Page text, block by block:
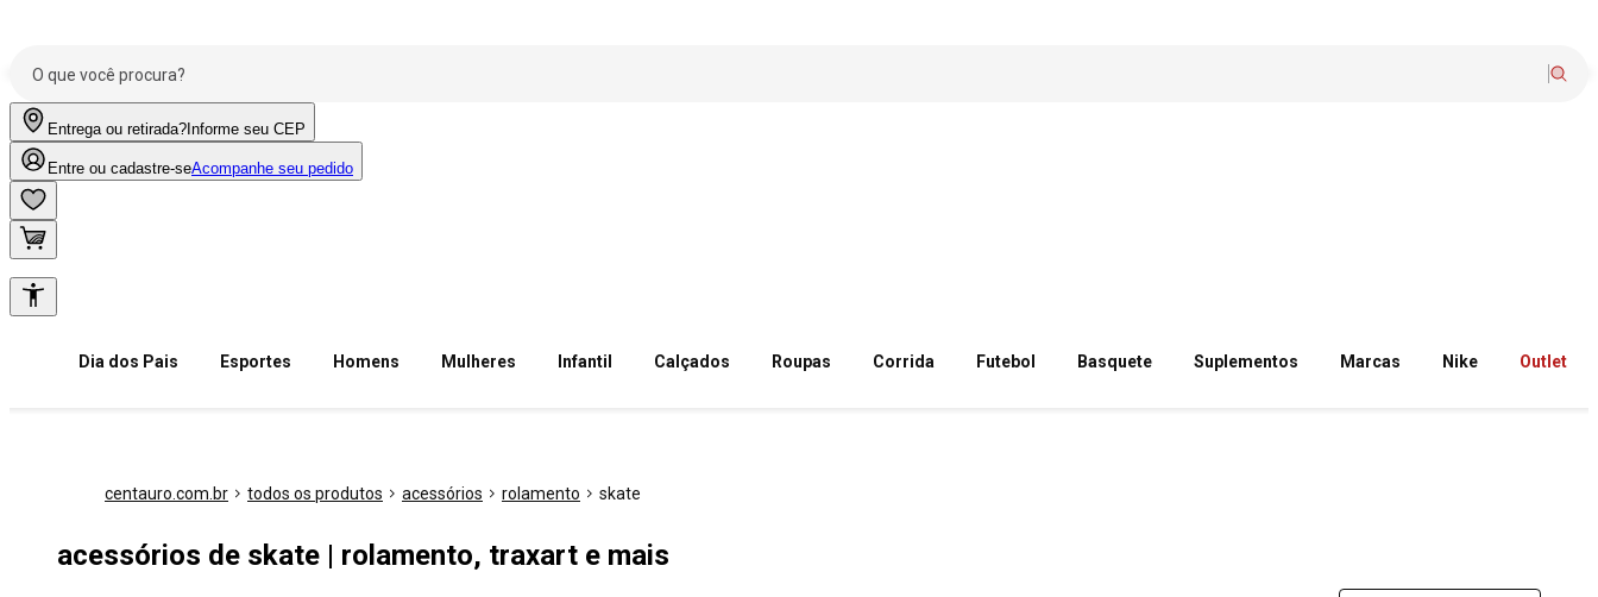
Entrega ou retirada? Informe seu CEP
Entre ou cadastre-seAcompanhe seu pedido
Dia dos Pais Esportes Homens Mulheres Infantil Calçados Roupas Corrida Futebol Basquete Suplementos Marcas Nike Outlet
centauro.com.br todos os produtos acessórios rolamento skate
acessórios de skate | rolamento, traxart e mais